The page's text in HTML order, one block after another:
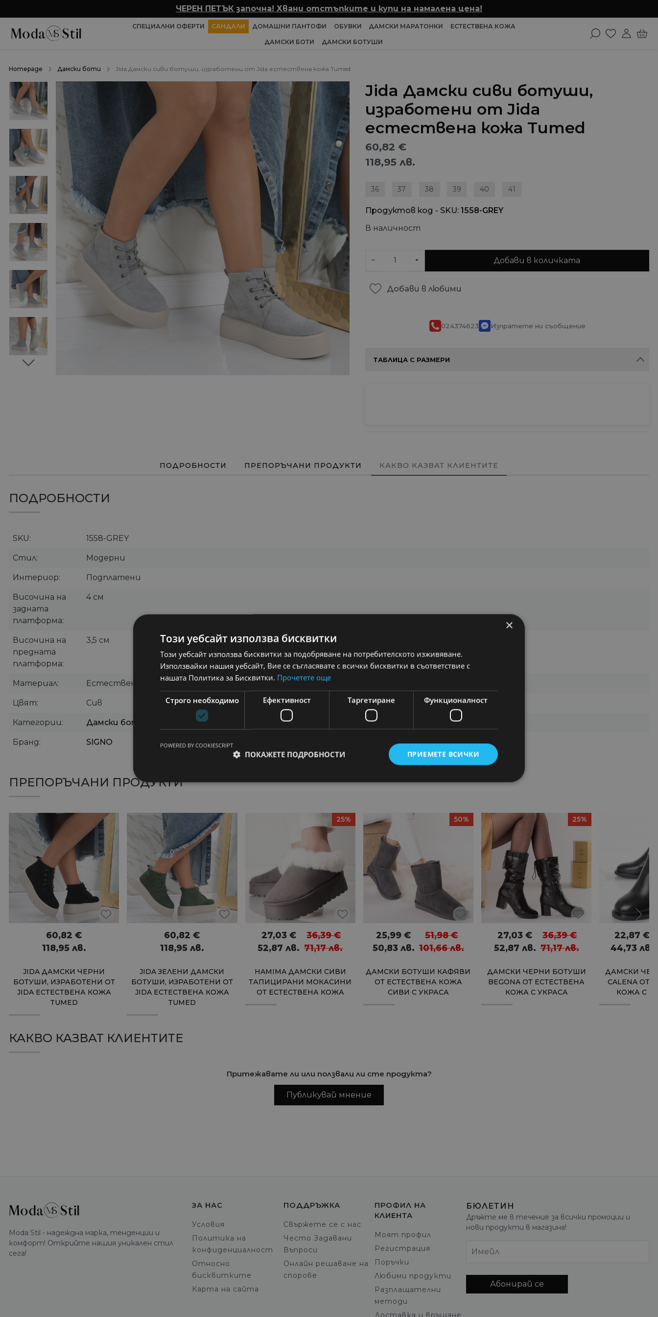
ЧЕРЕН ПЕТЪК започна! Хвани отстъпките и купи на намалена цена!
СПЕЦИАЛНИ ОФЕРТИ САНДАЛИ ДОМАШНИ ПАНТОФИ ОБУВКИ ДАМСКИ МАРАТОНКИ ЕСТЕСТВЕНА КОЖА
ДАМСКИ БОТИ ДАМСКИ БОТУШИ
Homepage Дамски боти Jida Дамски сиви ботуши, изработени от Jida естествена кожа Tumed
Jida Дамски сиви ботуши,
изработени от Jida
естествена кожа Tumed
60,82 €
118,95 лв.
36 37 38 39 40 41
Продуктов код - SKU 1558-GREY
В наличност
− + Добави в количката
Добави в любими
024374623 Изпратете ни съобщение
ТАБЛИЦА С РАЗМЕРИ
ПОДРОБНОСТИ ПРЕПОРЪЧАНИ ПРОДУКТИ КАКВО КАЗВАТ КЛИЕНТИТЕ
ПОДРОБНОСТИ
SKU 1558-GREY
Стил Модерни
Интериор Подплатени
Височина на
задната
платформа
4 см
Височина на
предната
платформа
3,5 см
Материал Естествена обработена кожа
Цвят Сив
Категории Дамски боти Боти без ток Ежедневни боти Боти от естествена кожа
Бранд SIGNO
ПРЕПОРЪЧАНИ ПРОДУКТИ
JIDA ДАМСКИ ЧЕРНИ
БОТУШИ, ИЗРАБОТЕНИ ОТ
JIDA ЕСТЕСТВЕНА КОЖА
TUMED
60,82€
118,95 лв.
JIDA ЗЕЛЕНИ ДАМСКИ
БОТУШИ, ИЗРАБОТЕНИ ОТ
JIDA ЕСТЕСТВЕНА КОЖА
TUMED
60,82€
118,95 лв.
25%
HAMIMA ДАМСКИ СИВИ
ТАПИЦИРАНИ МОКАСИНИ
ОТ ЕСТЕСТВЕНА КОЖА
27,03 €
52,87лв.
36,39€
71,17лв.
50%
ДАМСКИ БОТУШИ КАФЯВИ
ОТ ЕСТЕСТВЕНА КОЖА
СИВИ С УКРАСА
25,99€
50,83 лв.
51,98€
101,66лв.
25%
ДАМСКИ ЧЕРНИ БОТУШИ
BEGONA ОТ ЕСТЕСТВЕНА
КОЖА С УКРАСА
27,03€
52,87 лв.
36,39€
71,17лв.
ДАМСКИ
CALENA ОТ
КОЖА С
22,87€
44,73лв.
КАКВО КАЗВАТ КЛИЕНТИТЕ
Притежавате ли или ползвали ли сте продукта?
Публикувай мнение
Moda Stil - надеждна марка, тенденции и
комфорт! Открийте нашия уникален стил
сега!
ЗА НАС
Условия
Политика на
конфиденциалност
Относно
бисквитките
Карта на сайта
ПОДДРЪЖКА
Свържете се с нас
Често Задавани
Въпроси
Онлайн решаване на
спорове
ПРОФИЛ НА
КЛИЕНТА
Моят профил
Регистрация
Поръчки
Любими продукти
Разплащателни
методи
Доставка и връщане
БЮЛЕТИН
Дръжте ме в течение за всички промоции и
нови продукти в магазина!
Имейл
Абонирай се
×
Този уебсайт използва бисквитки
Този уебсайт използва бисквитки за подобряване на потребителското изживяване.
Използвайки нашия уебсайт, Вие се съгласявате с всички бисквитки в съответствие с
нашата Политика за Бисквитки. Прочетете още
Строго необходимо Ефективност Таргетиране Функционалност
ПРИЕМЕТЕ ВСИЧКИ
ПОКАЖЕТЕ ПОДРОБНОСТИ
POWERED BY COOKIESCRIPT